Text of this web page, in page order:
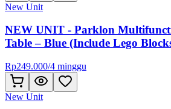
New Unit
NEW UNIT - Parklon
Table – Blue (Include Lego
Rp249.000/4 minggu
New Unit